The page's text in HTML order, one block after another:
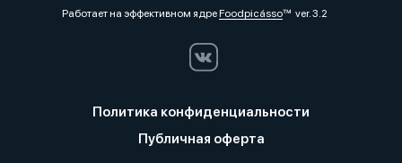
Работает на эффективном ядреFoodpicássover. 3.2
Политика конфиденциальности
Публичная оферта